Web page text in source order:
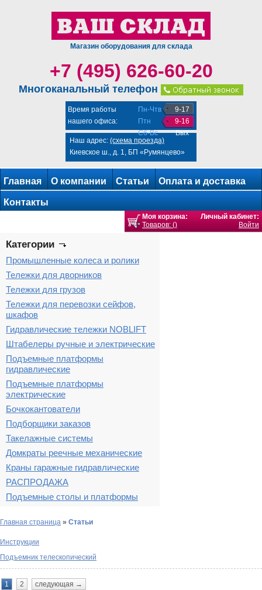
Магазин оборудования для склада
+7 (495) 626-60-20
Многоканальный телефон
Время работы
нашего офиса:
Пн-Чтв
Птн
Сб-Вс
9-17
9-16
Вых
Наш адрес: (схема проезда)
Киевское ш., д. 1, БП «Румянцево»
Главная О компании Статьи Оплата и доставка
Контакты
Моя корзина:
Товаров: ()
Личный кабинет:
Войти
Категории
Промышленные колеса и ролики
Тележки для дворников
Тележки для грузов
Тележки для перевозки сейфов,
шкафов
Гидравлические тележки NOBLIFT
Штабелеры ручные и электрические
Подъемные платформы
гидравлические
Подъемные платформы
электрические
Бочкокантователи
Подборщики заказов
Такелажные системы
Домкраты реечные механические
Краны гаражные гидравлические
РАСПРОДАЖА
Подъемные столы и платформы
Главная страница » Статьи
Инструкции
Подъемник телескопический
1 2 следующая →